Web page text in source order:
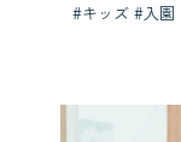
#キッズ #入園